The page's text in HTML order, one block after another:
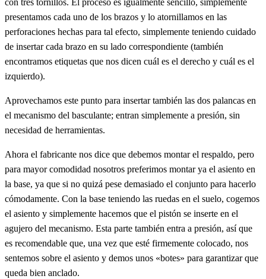
con tres tornillos. El proceso es igualmente sencillo, simplemente
presentamos cada uno de los brazos y lo atornillamos en las
perforaciones hechas para tal efecto, simplemente teniendo cuidado
de insertar cada brazo en su lado correspondiente (también
encontramos etiquetas que nos dicen cuál es el derecho y cuál es el
izquierdo).
Aprovechamos este punto para insertar también las dos palancas en
el mecanismo del basculante; entran simplemente a presión, sin
necesidad de herramientas.
Ahora el fabricante nos dice que debemos montar el respaldo, pero
para mayor comodidad nosotros preferimos montar ya el asiento en
la base, ya que si no quizá pese demasiado el conjunto para hacerlo
cómodamente. Con la base teniendo las ruedas en el suelo, cogemos
el asiento y simplemente hacemos que el pistón se inserte en el
agujero del mecanismo. Esta parte también entra a presión, así que
es recomendable que, una vez que esté firmemente colocado, nos
sentemos sobre el asiento y demos unos «botes» para garantizar que
queda bien anclado.